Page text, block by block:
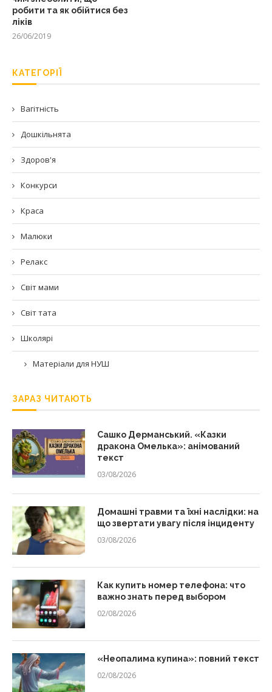
робити та як обійтися без
ліків
26/06/2019
КАТЕГОРІЇ
Вагітність
Дошкільнята
Здоров'я
Конкурси
Краса
Малюки
Релакс
Світ мами
Світ тата
Школярі
Матеріали для НУШ
ЗАРАЗ ЧИТАЮТЬ
Сашко Дерманський. «Казки
дракона Омелька»: анімований
текст
03/08/2026
Домашні травми та їхні наслідки: на
що звертати увагу після інциденту
03/08/2026
Как купить номер телефона: что
важно знать перед выбором
02/08/2026
«Неопалима купина»: повний текст
02/08/2026